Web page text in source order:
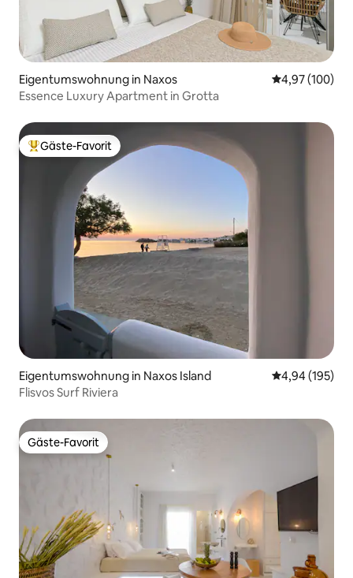
Eigentumswohnung in Naxos
4,97 (100)
Essence Luxury Apartment in Grotta
Beliebter Gäste-Favorit.
Gäste-Favorit
Eigentumswohnung in Naxos Island
4,94 (195)
Flisvos Surf Riviera
Gäste-Favorit
Gäste-Favorit